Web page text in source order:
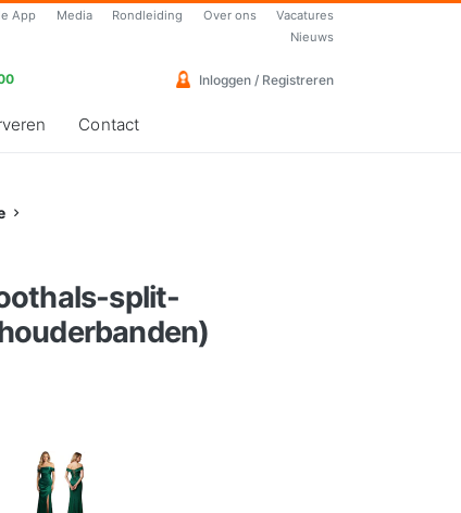
App Media Rondleiding Over ons
Vacatures
Nieuws
Inloggen / Registreren
Contact
split-